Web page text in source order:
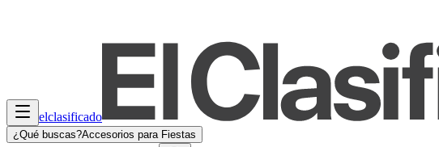
elclasificado
¿Qué buscas?Accesorios para Fiestas